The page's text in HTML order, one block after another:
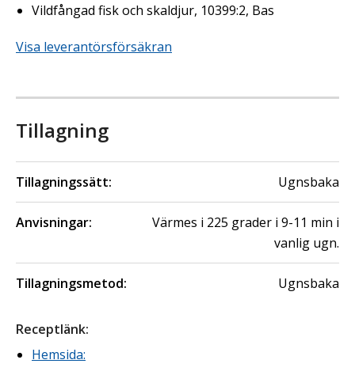
Vildfångad fisk och skaldjur, 10399:2, Bas
Visa leverantörsförsäkran
Tillagning
Tillagningssätt: Ugnsbaka
Anvisningar:
Värmes i 225 grader i 9-11 min i
vanlig ugn.
Tillagningsmetod: Ugnsbaka
Receptlänk:
Hemsida: